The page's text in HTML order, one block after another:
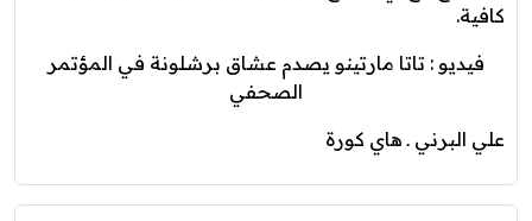
كافية.
فيديو : تاتا مارتينو يصدم عشاق برشلونة في المؤتمر
الصحفي
علي البرني ـ هاي كورة